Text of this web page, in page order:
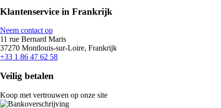
Klantenservice in Frankrijk
Neem contact op
11 rue Bernard Maris
37270 Montlouis-sur-Loire, Frankrijk
+33 1 86 47 62 58
Veilig betalen
Koop met vertrouwen op onze site